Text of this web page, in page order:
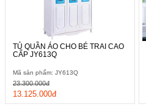
TỦ QUẦN ÁO CHO BÉ TRAI CAO
CẤP JY613Q
Mã sản phẩm: JY613Q
13.125.000đ
23.300.000đ